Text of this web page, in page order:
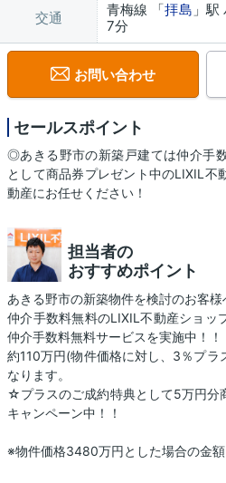
交通 青梅線 「拝島 」
7分
お問い合わせ
セールスポイント
◎あきる野市の新築戸建ては仲介手
として商品券プレゼント中のLIXIL不
動産にお任せください！
担当者の
おすすめポイント
あきる野市の新築物件を検討のお客様
仲介手数料無料のLIXIL不動産ショッ
仲介手数料無料サービスを実施中！！
約110万円(物件価格に対し、3％プラ
なります。
☆プラスのご成約特典として5万円分
キャンペーン中！！
※物件価格3480万円とした場合の金額